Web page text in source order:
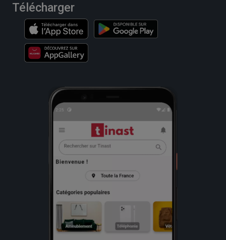
Télécharger